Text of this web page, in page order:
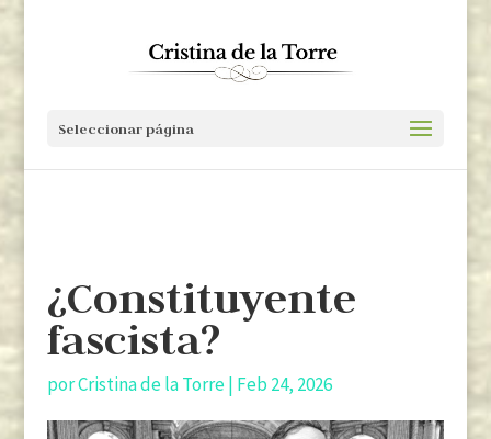
Seleccionar página
¿Constituyente
fascista?
porCristina de la Torre| Feb 24, 2026